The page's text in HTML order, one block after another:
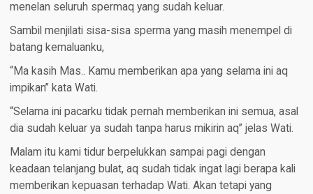
menelan seluruh spermaq yang sudah keluar.
Sambil menjilati sisa-sisa sperma yang masih menempel di
batang kemaluanku,
“Ma kasih Mas.. Kamu memberikan apa yang selama ini aq
impikan” kata Wati.
“Selama ini pacarku tidak pernah memberikan ini semua, asal
dia sudah keluar ya sudah tanpa harus mikirin aq” jelas Wati.
Malam itu kami tidur berpelukkan sampai pagi dengan
keadaan telanjang bulat, aq sudah tidak ingat lagi berapa kali
memberikan kepuasan terhadap Wati. Akan tetapi yang